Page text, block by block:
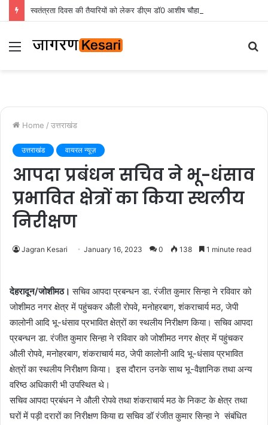
Menu
Home / उत्तराखंड
उत्तराखंड वायरल न्यूज़
आपदा प्रबंधन सचिव ने भू-धंसाव
प्रभावित क्षेत्रों का किया स्थलीय
निरीक्षण
Jagran Kesari January 16, 2023 0 138 1 minute read
देहरादून/जोशीमठ। सचिव आपदा प्रबन्धन डा. रंजीत कुमार सिन्हा ने रविवार को
जोशीमठ नगर क्षेत्र में पहुंचकर औली रोपवे, मनोहरबाग, शंकराचार्य मठ, जेपी
कालोनी आदि भू-धंसाव प्रभावित क्षेत्रों का स्थलीय निरीक्षण किया। सचिव आपदा
प्रबन्धन डा. रंजीत कुमार सिन्हा ने रविवार को जोशीमठ नगर क्षेत्र में पहुंचकर
औली रोपवे, मनोहरबाग, शंकराचार्य मठ, जेपी कालोनी आदि भू-धंसाव प्रभावित
क्षेत्रों का स्थलीय निरीक्षण किया। इस दौरान उनके साथ भू-वैज्ञानिक तथा अन्य
वरिष्ठ अधिकारी भी उपस्थित थे।
सचिव आपदा प्रबंधन ने औली रोपवे तथा शंकराचार्य मठ के निकट के क्षेत्र तथा
घरों में पड़ी दरारों का निरीक्षण किया द्य सचिव डॉ रंजीत कुमार सिन्हा ने संबंधित